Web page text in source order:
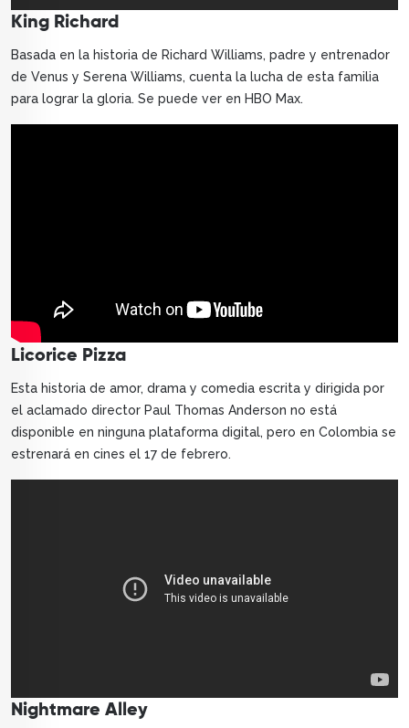
King Richard
Basada en la historia de Richard Williams, padre y entrenador
de Venus y Serena Williams, cuenta la lucha de esta familia
para lograr la gloria. Se puede ver en HBO Max.
Licorice Pizza
Esta historia de amor, drama y comedia escrita y dirigida por
el aclamado director Paul Thomas Anderson no está
disponible en ninguna plataforma digital, pero en Colombia se
estrenará en cines el 17 de febrero.
Nightmare Alley